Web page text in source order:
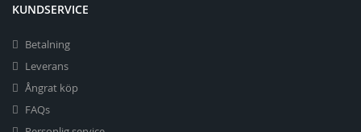
KUNDSERVICE
Betalning
Leverans
Ångrat köp
FAQs